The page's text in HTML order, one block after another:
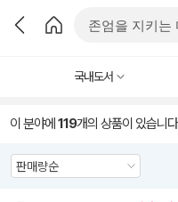
국내도서
이 분야에 119개의 상품이 있습니